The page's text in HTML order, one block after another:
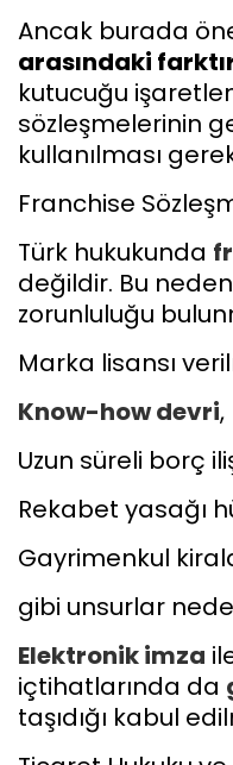
Ancak burada
arasındaki
kutucuğu
sözleşmelerinin
kullanılması
Franchise
Türk hukukunda
değildir. Bu
zorunluluğu
Marka lisansı
Know-how devri,
Uzun süreli borç
Rekabet yasağı
Gayrimenkul
gibi unsurlar
Elektronik imza
içtihatlarında da
taşıdığı kabul